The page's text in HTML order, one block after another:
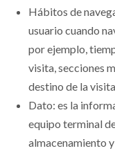
Hábitos de
usuario cuando
por ejemplo,
visita, secciones
destino de la
Dato: es la
equipo terminal
almacenamiento